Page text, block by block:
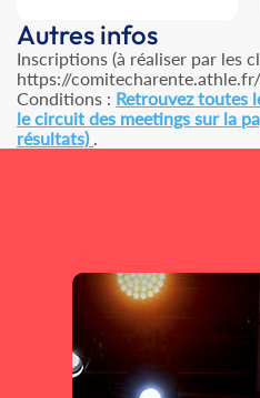
Autres infos
Inscriptions (à réaliser par les
https://
Conditions : Retrouvez toutes
le circuit des meetings sur la
résultats) .